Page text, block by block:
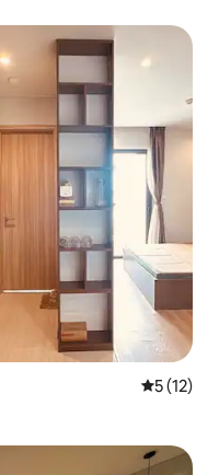
5 de uma
5 (12)